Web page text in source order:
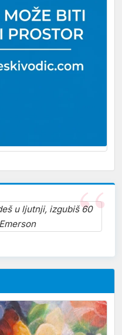
u ljutnji, izgubiš 60